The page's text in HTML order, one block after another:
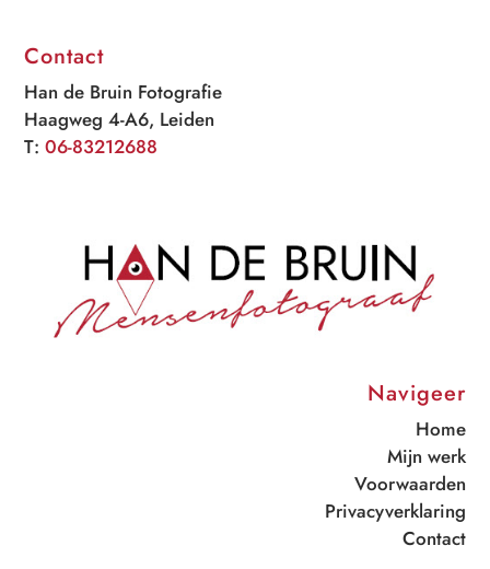
Contact
Han de Bruin Fotografie
Haagweg 4-A6, Leiden
T:06-83212688
Navigeer
Home
Mijn werk
Voorwaarden
Privacyverklaring
Contact